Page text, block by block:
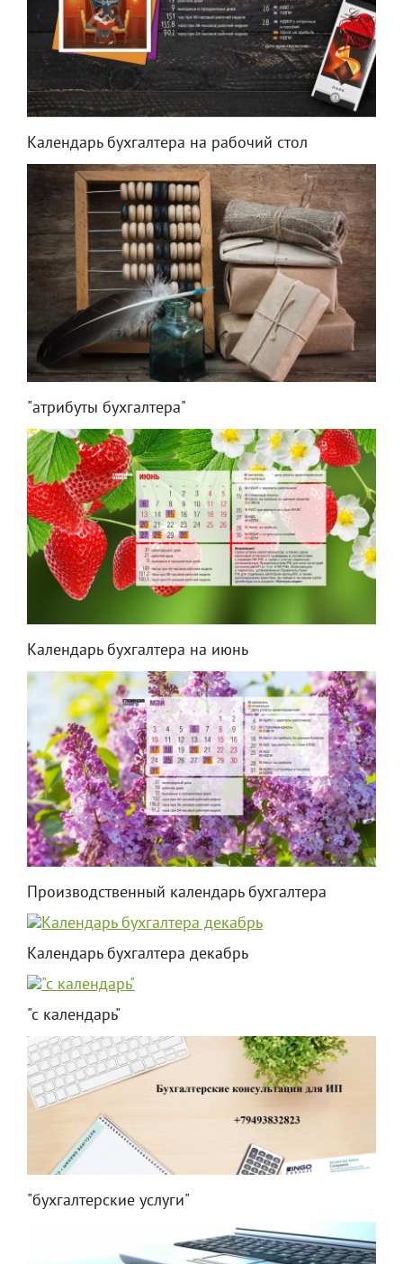
Календарь бухгалтера на рабочий стол
"атрибуты бухгалтера"
Календарь бухгалтера на июнь
Производственный календарь бухгалтера
Календарь бухгалтера декабрь
"с календарь"
"бухгалтерские услуги"